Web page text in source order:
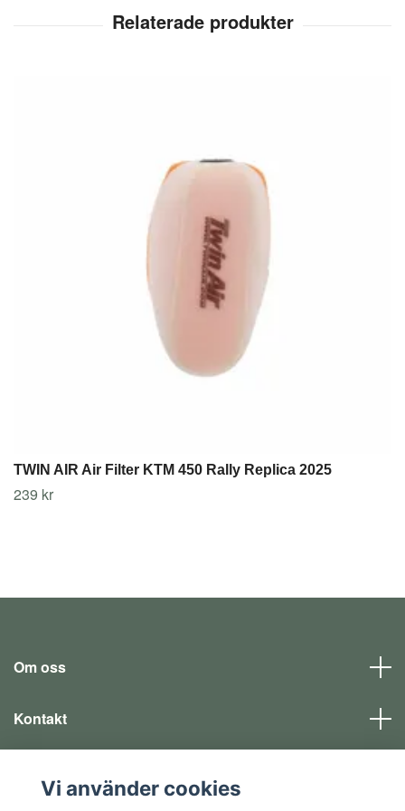
TWIN AIR Air Filter KTM 450 Rally Replica 2025
239 kr
Om oss
Kontakt
Vi använder cookies